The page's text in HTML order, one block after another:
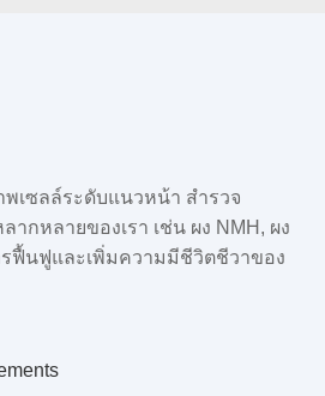
เซลล์ระดับแนวหน้า สํารวจ
กหลายของเรา เช่น ผง NMH, ผง
รฟื้นฟูและเพิ่มความมีชีวิตชีวาของ